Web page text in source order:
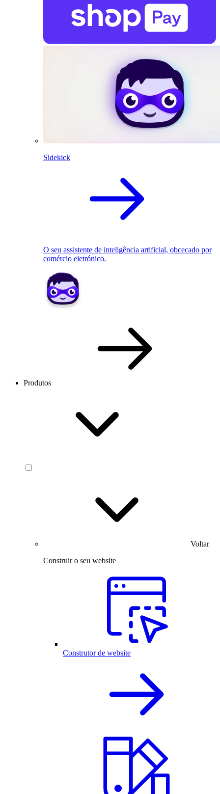
Sidekick
O seu assistente de inteligência artificial, obcecado por
comércio eletrónico.
Produtos
Voltar
Construir o seu website
Construtor de website